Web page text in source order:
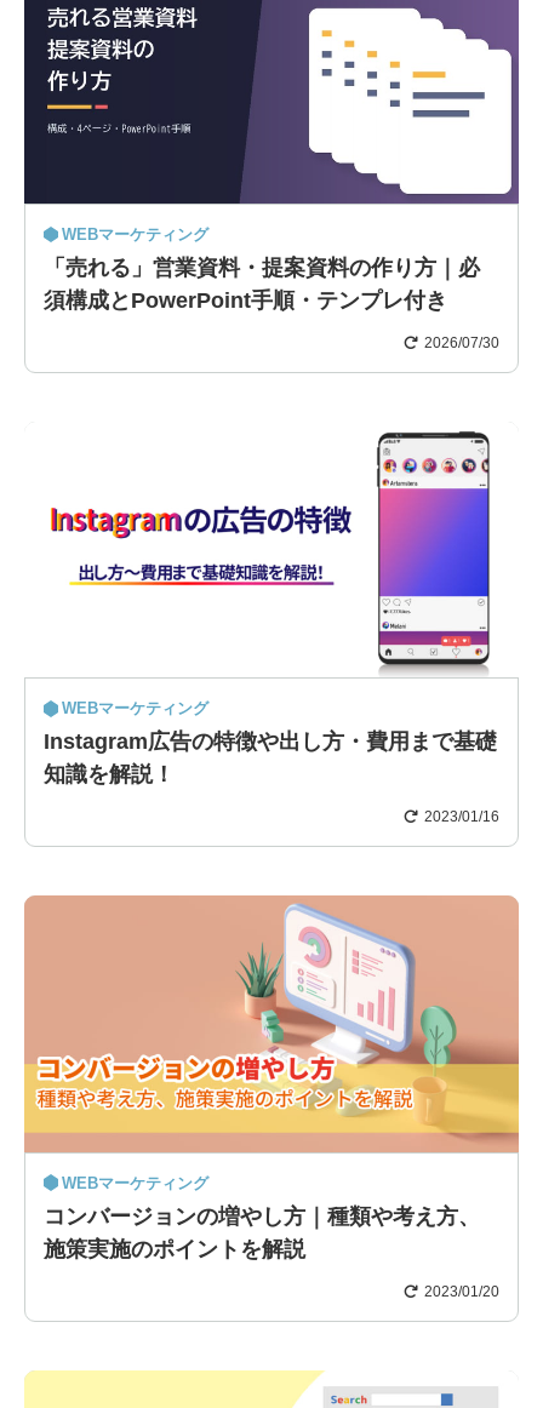
WEBマーケティング
「売れる」営業資料・提案資料の作り方｜必
須構成とPowerPoint手順・テンプレ付き
2026/07/30
WEBマーケティング
Instagram広告の特徴や出し方・費用まで基礎
知識を解説！
2023/01/16
WEBマーケティング
コンバージョンの増やし方｜種類や考え方、
施策実施のポイントを解説
2023/01/20